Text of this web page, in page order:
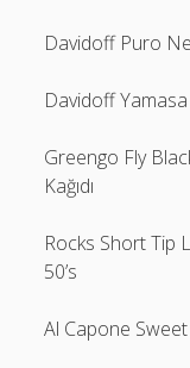
Davidoff Puro
Davidoff
Greengo Fly
Kağıdı
Rocks Short Tip
50’s
Al Capone